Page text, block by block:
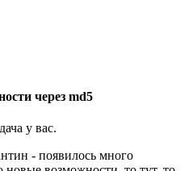
через md5
у вас.
- появилось много